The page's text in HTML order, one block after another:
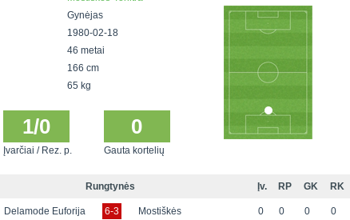
Gynėjas
1980-02-18
46 metai
166 cm
65 kg
1/0
Įvarčiai / Rez. p.
0
Gauta kortelių
Rungtynės Įv. RP GK RK
Delamode Euforija 6-3 Mostiškės 0 0 0 0